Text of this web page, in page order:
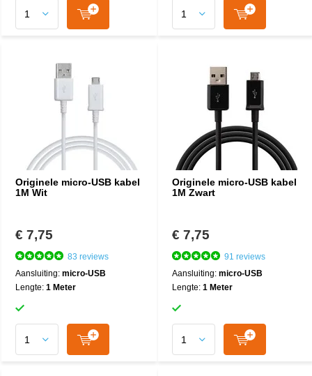
Originele micro-USB kabel
1M Wit
€ 7,75
83 reviews
Aansluiting: micro-USB
Lengte: 1 Meter
Originele micro-USB kabel
1M Zwart
€ 7,75
91 reviews
Aansluiting: micro-USB
Lengte: 1 Meter